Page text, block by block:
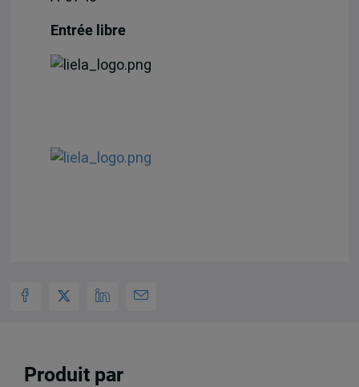
Entrée libre
Produit par